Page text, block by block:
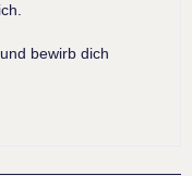
bewirb dich